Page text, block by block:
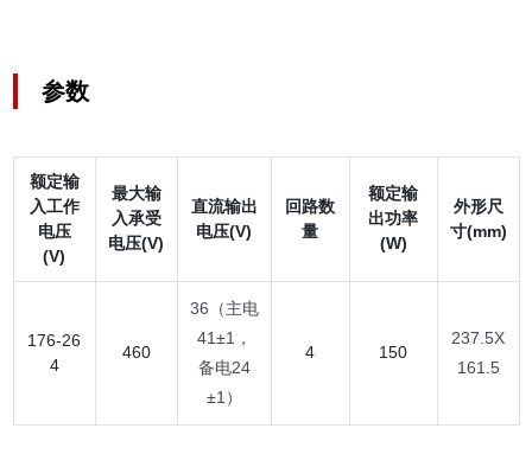
参数
额定输
入工作
电压
(V)
最大输
入承受
电压(V)
直流输出
电压(V)
回路数
量
额定输
出功率
(W)
外形尺
寸(mm)
176-26
4
460
36（主电
41±1，
备电24
±1）
4 150
237.5X
161.5